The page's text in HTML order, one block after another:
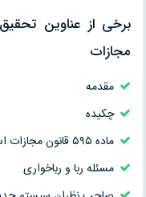
مجازات
مقدمه
چکیده
ماده ۵۹۵ قانون مجازات اسلامی
مسئله ربا و رباخواری